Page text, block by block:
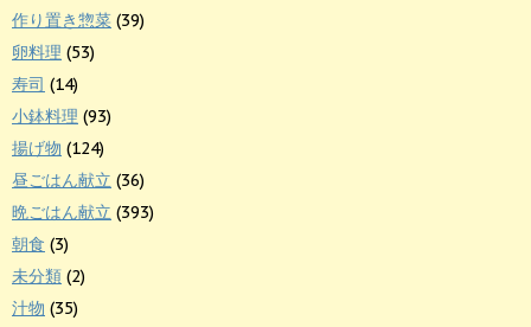
作り置き惣菜 (39)
卵料理 (53)
寿司 (14)
小鉢料理 (93)
揚げ物 (124)
昼ごはん献立 (36)
晩ごはん献立 (393)
朝食 (3)
未分類 (2)
汁物 (35)